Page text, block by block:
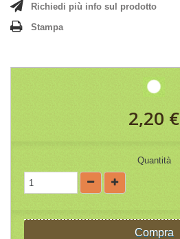
Richiedi più info sul prodotto
Stampa
2,20 €
Quantità
Compra